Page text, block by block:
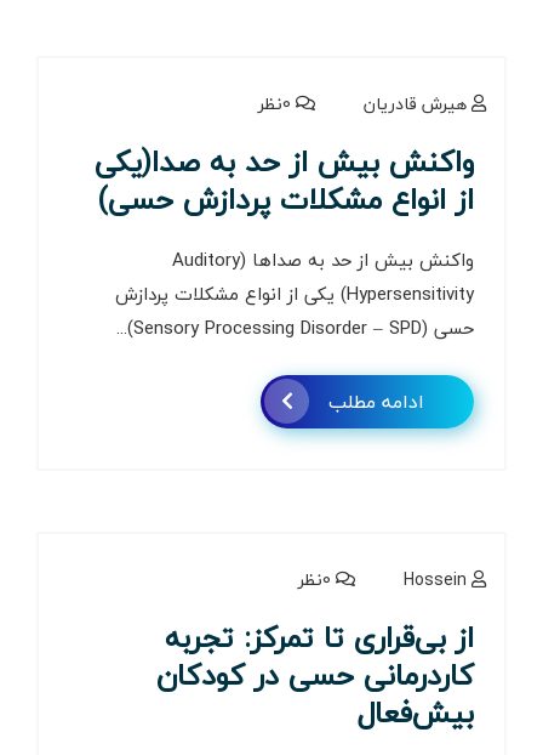
هیرش قادریان
واکنش بیش از حد به صدا(یکی
از انواع مشکلات پردازش حسی)
واکنش بیش از حد به صداها (Auditory
Hypersensitivity) یکی از انواع مشکلات پردازش
حسی (Sensory Processing Disorder – SPD)...
ادامه مطلب
Hossein
از بی‌قراری تا تمرکز: تجربه
کاردرمانی حسی در کودکان
بیش‌فعال